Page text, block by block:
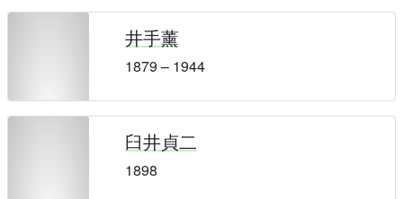
井手薰
1879 – 1944
臼井貞二
1898